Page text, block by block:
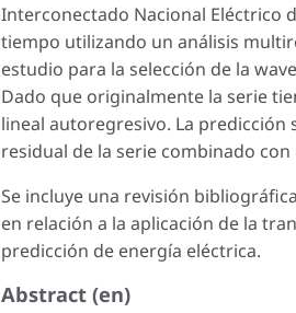
Interconectado Nacional Eléctrico
tiempo utilizando un análisis
estudio para la selección de la
Dado que originalmente la serie
lineal autoregresivo. La
residual de la serie combinado
Se incluye una revisión
en relación a la aplicación de la
predicción de energía eléctrica.
Abstract (en)